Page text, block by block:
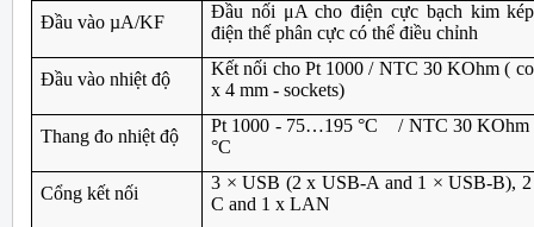
Đầu vào µA/KF
Đầu nối μA cho điện cực bạch kim
điện thế phân cực có thể điều chỉnh
Đầu vào nhiệt độ
Kết nối cho Pt 1000 / NTC 30 KOhm (
x 4 mm - sockets)
Thang đo nhiệt độ
Pt 1000 - 75…195 °C / NTC 30
°C
Cổng kết nối
3 × USB (2 x USB-A and 1 × USB-B), 2
C and 1 x LAN